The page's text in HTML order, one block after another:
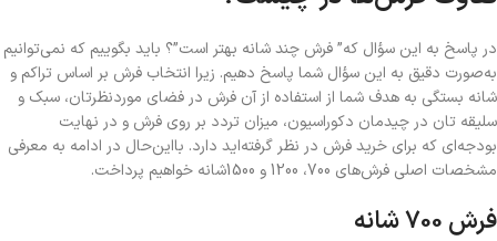
در پاسخ به این سؤال که” فرش چند شانه بهتر است”؟ باید بگوییم که نمی‌توانیم
به‌صورت دقیق به این سؤال شما پاسخ دهیم. زیرا انتخاب فرش بر اساس تراکم و
شانه بستگی به هدف شما از استفاده از آن فرش در فضای موردنظرتان، سبک و
سلیقه تان در چیدمان دکوراسیون، میزان تردد بر روی فرش و در نهایت
بودجه‌ای که برای خرید فرش در نظر گرفته‌اید دارد. بااین‌حال در ادامه به معرفی
مشخصات اصلی فرش‌های 700، 1200 و 1500شانه خواهیم پرداخت.
فرش 700 شانه